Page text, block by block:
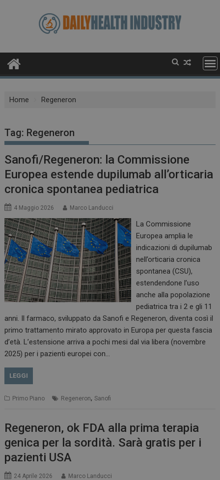
Home Regeneron
Tag: Regeneron
Sanofi/Regeneron: la Commissione
Europea estende dupilumab all’orticaria
cronica spontanea pediatrica
4 Maggio 2026 Marco Landucci
La Commissione
Europea amplia le
indicazioni di dupilumab
nell’orticaria cronica
spontanea (CSU),
estendendone l’uso
anche alla popolazione
pediatrica tra i 2 e gli 11
anni. Il farmaco, sviluppato da Sanofi e Regeneron, diventa così il
primo trattamento mirato approvato in Europa per questa fascia
d’età. L’estensione arriva a pochi mesi dal via libera (novembre
2025) per i pazienti europei con…
LEGGI
Primo Piano Regeneron,Sanofi
Regeneron, ok FDA alla prima terapia
genica per la sordità. Sarà gratis per i
pazienti USA
24 Aprile 2026 Marco Landucci